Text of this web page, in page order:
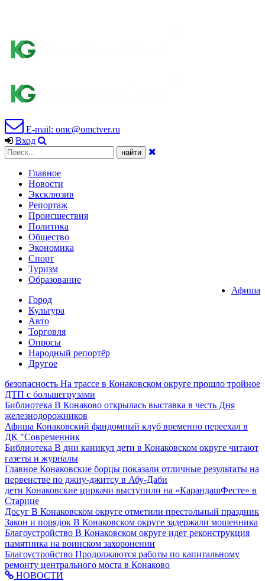
E-mail: omc@omctver.ru
Вход
Главное
Новости
Эксклюзив
Репортаж
Происшествия
Политика
Общество
Экономика
Спорт
Туризм
Образование
Афиша
Город
Культура
Авто
Торговля
Опросы
Народный репортёр
Другое
безопасность На трассе в Конаковском округе прошло тройное
ДТП с большегрузами
Библиотека В Конаково открылась выставка в честь Дня
железнодорожников
Афиша Конаковский фандомный клуб временно переехал в
ДК "Современник
Библиотека В дни каникул дети в Конаковском округе читают
газеты и журналы
Главное Конаковские борцы показали отличные результаты на
первенстве по джиу-джитсу в Абу-Даби
дети Конаковские циркачи выступили на «КарандашФесте» в
Старице
Досуг В Конаковском округе отметили престольный праздник
Закон и порядок В Конаковском округе задержали мошенника
Благоустройство В Конаковском округе идет реконструкция
памятника на воинском захоронении
Благоустройство Продолжаются работы по капитальному
ремонту центрального моста в Конаково
НОВОСТИ